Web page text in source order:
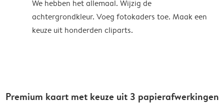
We hebben het allemaal. Wijzig de
achtergrondkleur. Voeg fotokaders toe. Maak een
keuze uit honderden cliparts.
Premium kaart met keuze uit 3 papierafwerkingen